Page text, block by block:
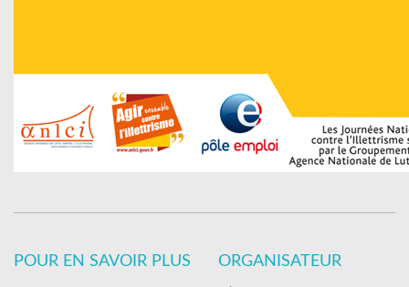
POUR EN SAVOIR PLUS ORGANISATEUR